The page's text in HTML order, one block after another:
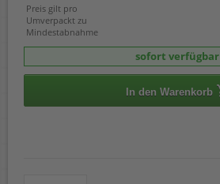
Preis gilt pro
Umverpackt zu
Mindestabnahme
sofort verfügbar
In den Warenkorb